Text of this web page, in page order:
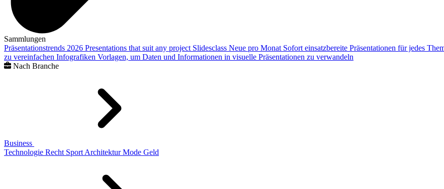
Sammlungen
Präsentationstrends 2026 Presentations that suit any project Slidesclass Neue pro Monat Sofort einsatzbereite Präsentationen für jedes
zu vereinfachen Infografiken Vorlagen, um Daten und Informationen in visuelle Präsentationen zu verwandeln
Nach Branche
Business
Technologie Recht Sport Architektur Mode Geld